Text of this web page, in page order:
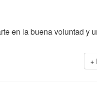
en la buena voluntad y
+